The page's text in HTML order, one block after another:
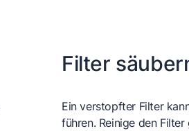
Filter
Ein verstopfter Filter
führen. Reinige den